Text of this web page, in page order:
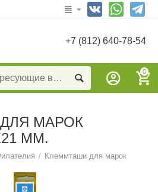
+7 (812) 640-78-54
0
МАРОК
ММ.
/ Клеммташи для марок